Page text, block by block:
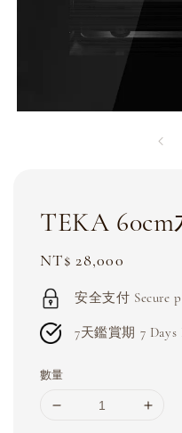
TEKA
Regular
price
NT$ 28,000
安全支付 Secure
7天鑑賞期 7 Days
數量